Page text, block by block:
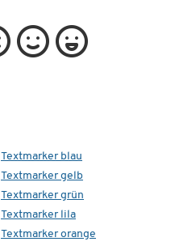
Textmarker blau
Textmarker gelb
Textmarker grün
Textmarker lila
Textmarker orange